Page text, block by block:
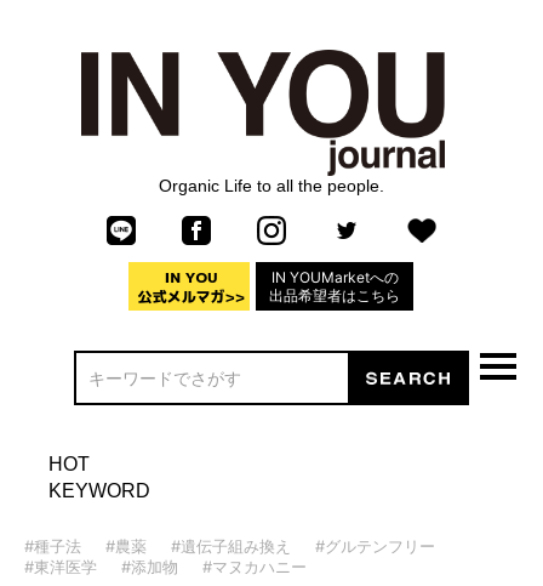
Organic Life to all the people.
IN YOUMarketへの
出品希望者はこちら
HOT
KEYWORD
#種子法 #農薬 #遺伝子組み換え
#グルテンフリー
#東洋医学
#添加物 #マヌカハニー